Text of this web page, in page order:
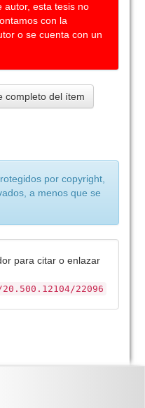
autor, esta tesis no
con la
o se cuenta con un
completo del ítem
por copyright,
a menos que se
para citar o enlazar
22096